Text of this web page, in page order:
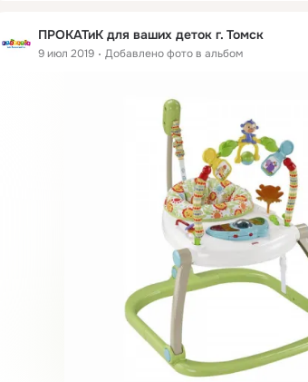
ПРОКАТиК для ваших деток г. Томск
9 июл 2019 Добавлено фото в альбом